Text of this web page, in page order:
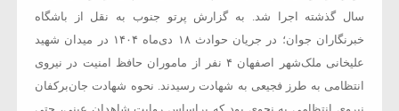
سال گذشته اجرا شد. به گزارش پرتو جنوب به نقل از باشگاه
خبرنگاران جوان؛ در جریان حوادث ۱۸ دی‌ماه ۱۴۰۴ در میدان شهید
علیخانی ملک‌شهر اصفهان ۴ نفر از ماموران حافظ امنیت در نیروی
انتظامی به طرز فجیعی به شهادت رسیدند. نحوه شهادت جان‌برکفان